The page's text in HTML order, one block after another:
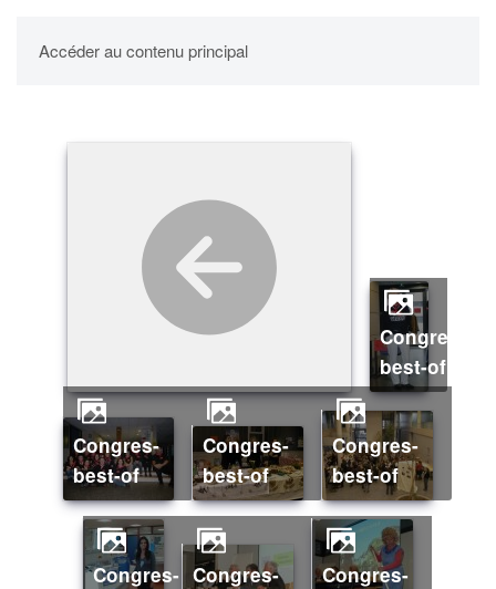
Accéder au contenu principal
UPBM
Congres-
best-of
Congres-
best-of
Congres-
best-of
Congres-
best-of
Congres-
Congres-
Congres-